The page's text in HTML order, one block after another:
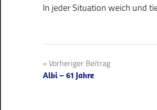
In jeder Situation weich und
Beitragsnavigation
Vorheriger Beitrag
Albi – 61 Jahre